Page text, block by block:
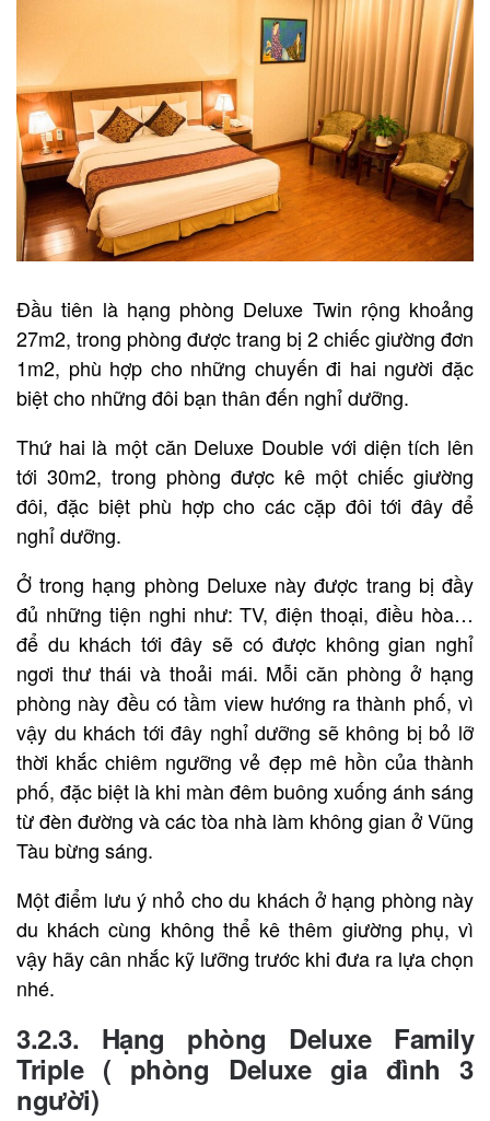
Đầu tiên là hạng phòng Deluxe Twin rộng khoảng
27m2, trong phòng được trang bị 2 chiếc giường đơn
1m2, phù hợp cho những chuyến đi hai người đặc
biệt cho những đôi bạn thân đến nghỉ dưỡng.
Thứ hai là một căn Deluxe Double với diện tích lên
tới 30m2, trong phòng được kê một chiếc giường
đôi, đặc biệt phù hợp cho các cặp đôi tới đây để
nghỉ dưỡng.
Ở trong hạng phòng Deluxe này được trang bị đầy
đủ những tiện nghi như: TV, điện thoại, điều hòa…
để du khách tới đây sẽ có được không gian nghỉ
ngơi thư thái và thoải mái. Mỗi căn phòng ở hạng
phòng này đều có tầm view hướng ra thành phố, vì
vậy du khách tới đây nghỉ dưỡng sẽ không bị bỏ lỡ
thời khắc chiêm ngưỡng vẻ đẹp mê hồn của thành
phố, đặc biệt là khi màn đêm buông xuống ánh sáng
từ đèn đường và các tòa nhà làm không gian ở Vũng
Tàu bừng sáng.
Một điểm lưu ý nhỏ cho du khách ở hạng phòng này
du khách cùng không thể kê thêm giường phụ, vì
vậy hãy cân nhắc kỹ lưỡng trước khi đưa ra lựa chọn
nhé.
3.2.3. Hạng phòng Deluxe Family
Triple ( phòng Deluxe gia đình 3
người)